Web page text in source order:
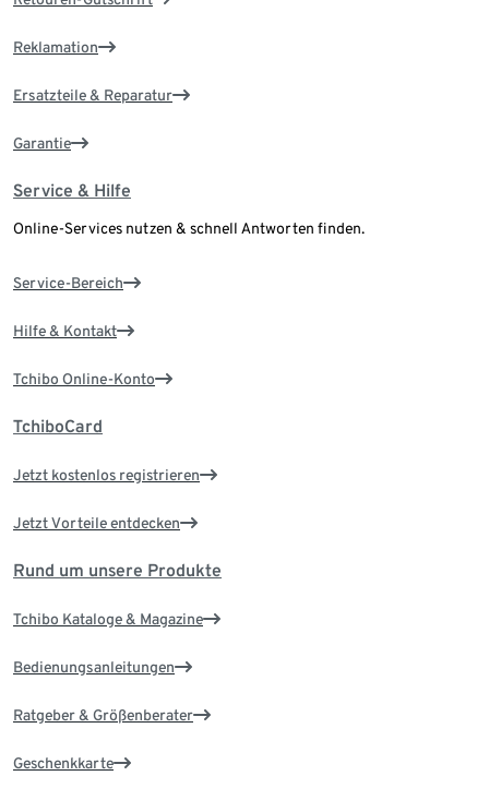
Reklamation
Ersatzteile & Reparatur
Garantie
Service & Hilfe
Online-Services nutzen & schnell Antworten finden.
Service-Bereich
Hilfe & Kontakt
Tchibo Online-Konto
TchiboCard
Jetzt kostenlos registrieren
Jetzt Vorteile entdecken
Rund um unsere Produkte
Tchibo Kataloge & Magazine
Bedienungsanleitungen
Ratgeber & Größenberater
Geschenkkarte